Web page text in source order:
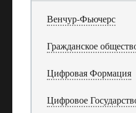
Венчур-Фьючерс
Гражданское
Цифровая Формация
Цифровое